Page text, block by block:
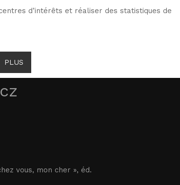
d’intérêts et réaliser des statistiques de
PLUS
vous, mon cher », éd.